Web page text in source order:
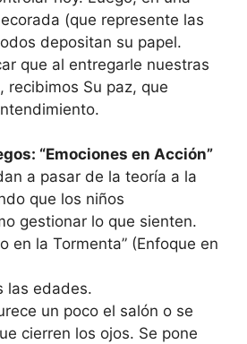
(que represente las
depositan su papel.
que al entregarle nuestras
recibimos Su paz, que
“Emociones en Acción”
a pasar de la teoría a la
que los niños
gestionar lo que sienten.
en la Tormenta” (Enfoque en
las edades.
un poco el salón o se
cierren los ojos. Se pone